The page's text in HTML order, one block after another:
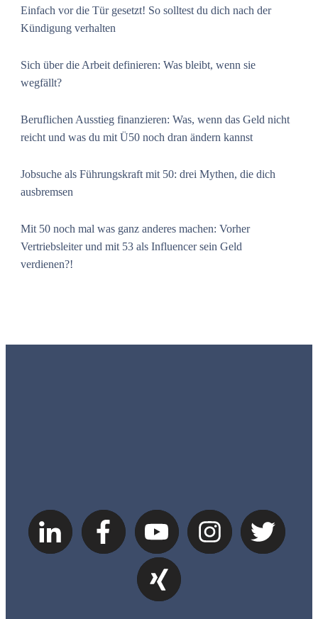
Einfach vor die Tür gesetzt! So solltest du dich nach der
Kündigung verhalten
Sich über die Arbeit definieren: Was bleibt, wenn sie
wegfällt?
Beruflichen Ausstieg finanzieren: Was, wenn das Geld nicht
reicht und was du mit Ü50 noch dran ändern kannst
Jobsuche als Führungskraft mit 50: drei Mythen, die dich
ausbremsen
Mit 50 noch mal was ganz anderes machen: Vorher
Vertriebsleiter und mit 53 als Influencer sein Geld
verdienen?!